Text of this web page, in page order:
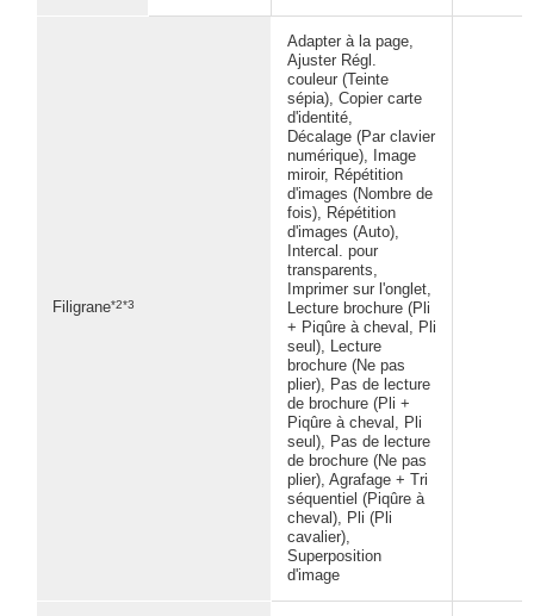
Filigrane*2*3
Adapter à la page,
Ajuster Régl.
couleur (Teinte
sépia), Copier carte
d'identité,
Décalage (Par clavier
numérique), Image
miroir, Répétition
d'images (Nombre de
fois), Répétition
d'images (Auto),
Intercal. pour
transparents,
Imprimer sur l'onglet,
Lecture brochure (Pli
+ Piqûre à cheval, Pli
seul), Lecture
brochure (Ne pas
plier), Pas de lecture
de brochure (Pli +
Piqûre à cheval, Pli
seul), Pas de lecture
de brochure (Ne pas
plier), Agrafage + Tri
séquentiel (Piqûre à
cheval), Pli (Pli
cavalier),
Superposition
d'image